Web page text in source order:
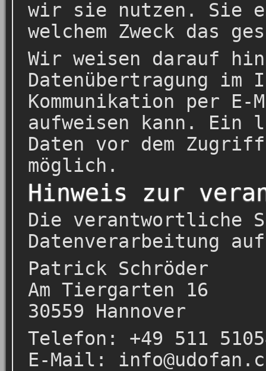
wir sie nutzen. Sie
welchem Zweck das
Wir weisen darauf
Datenübertragung
Kommunikation per
aufweisen kann. Ein
Daten vor dem
möglich.
Hinweis zur
Die verantwortliche
Datenverarbeitung
Patrick Schröder
Am Tiergarten 16
30559 Hannover
Telefon: +49 511
E-Mail: